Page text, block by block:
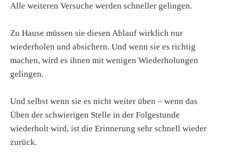
Alle weiteren Versuche werden schneller gelingen.
Zu Hause müssen sie diesen Ablauf wirklich nur
wiederholen und absichern. Und wenn sie es richtig
machen, wird es ihnen mit wenigen Wiederholungen
gelingen.
Und selbst wenn sie es nicht weiter üben – wenn das
Üben der schwierigen Stelle in der Folgestunde
wiederholt wird, ist die Erinnerung sehr schnell wieder
zurück.